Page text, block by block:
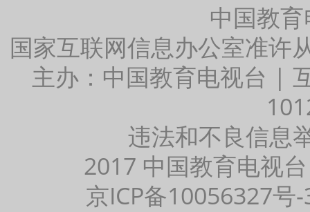
中国教
国家互联网信息办公室准许
主办：中国教育电视台 |
违法和不良信息
2017 中国教育电视
京ICP备10056327号